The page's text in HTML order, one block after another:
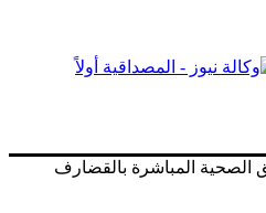
الصحية المباشرة بالقضارف